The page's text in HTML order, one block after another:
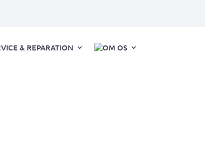
& REPARATION OM OS